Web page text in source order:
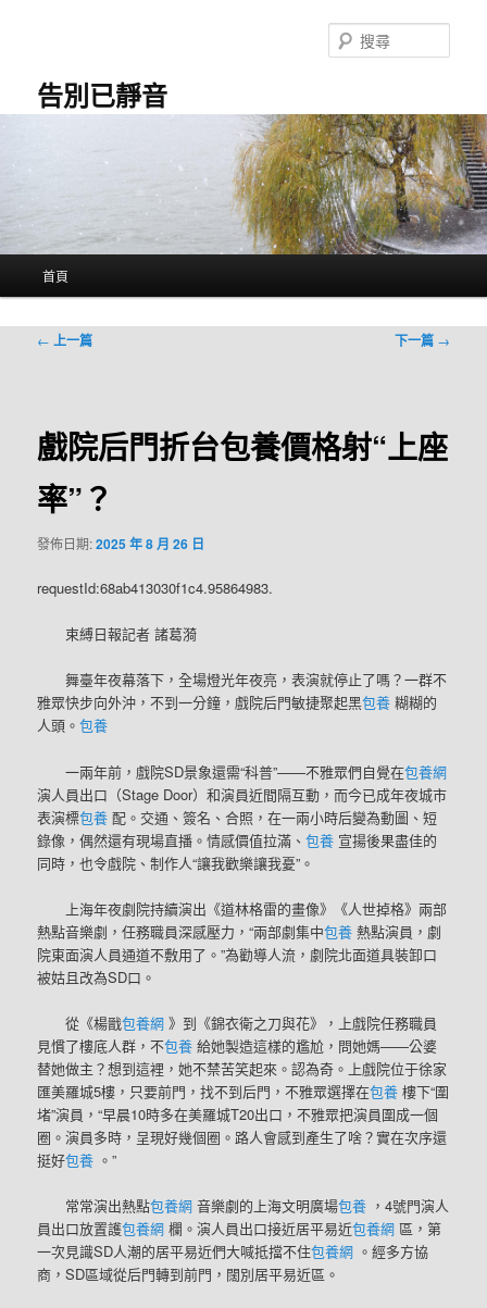
告別已靜音
尋
首頁
文
← 上一篇 下一篇 →
戲院后門折台包養價格射“上座
率”？
發佈日期:2025 年 8 月 26 日
requestId:68ab413030f1c4.95864983.
束縛日報記者 諸葛漪
舞臺年夜幕落下，全場燈光年夜亮，表演就停止了嗎？一群不
雅眾快步向外沖，不到一分鐘，戲院后門敏捷聚起黑包養 糊糊的
人頭。包養
一兩年前，戲院SD景象還需“科普”——不雅眾們自覺在包養網
演人員出口（Stage Door）和演員近間隔互動，而今已成年夜城市
表演標包養 配。交通、簽名、合照，在一兩小時后變為動圖、短
錄像，偶然還有現場直播。情感價值拉滿、包養 宣揚後果盡佳的
同時，也令戲院、制作人“讓我歡樂讓我憂”。
上海年夜劇院持續演出《道林格雷的畫像》《人世掉格》兩部
熱點音樂劇，任務職員深感壓力，“兩部劇集中包養 熱點演員，劇
院東面演人員通道不敷用了。”為勸導人流，劇院北面道具裝卸口
被姑且改為SD口。
從《楊戩包養網 》到《錦衣衛之刀與花》，上戲院任務職員
見慣了樓底人群，不包養 給她製造這樣的尷尬，問她媽——公婆
替她做主？想到這裡，她不禁苦笑起來。認為奇。上戲院位于徐家
匯美羅城5樓，只要前門，找不到后門，不雅眾選擇在包養 樓下“圍
堵”演員，“早晨10時多在美羅城T20出口，不雅眾把演員圍成一個
圈。演員多時，呈現好幾個圈。路人會感到產生了啥？實在次序還
挺好包養 。”
常常演出熱點包養網 音樂劇的上海文明廣場包養 ，4號門演人
員出口放置護包養網 欄。演人員出口接近居平易近包養網 區，第
一次見識SD人潮的居平易近們大喊抵擋不住包養網 。經多方協
商，SD區域從后門轉到前門，闊別居平易近區。